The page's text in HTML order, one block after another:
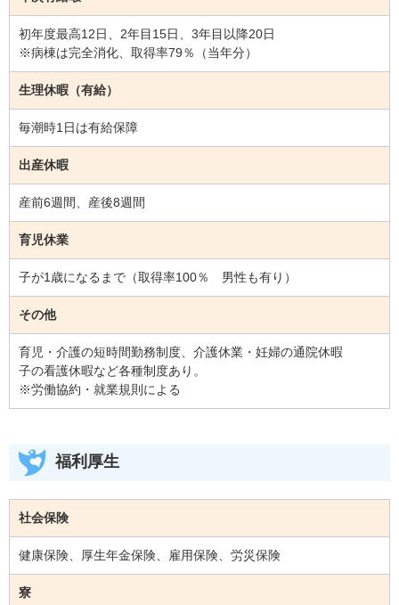
初年度最高12日、2年目15日、3年目以降20日
※病棟は完全消化、取得率79％（当年分）
生理休暇（有給）
毎潮時1日は有給保障
出産休暇
産前6週間、産後8週間
育児休業
子が1歳になるまで（取得率100％ 男性も有り）
その他
育児・介護の短時間勤務制度、介護休業・妊婦の通院休暇
子の看護休暇など各種制度あり。
※労働協約・就業規則による
福利厚生
社会保険
健康保険、厚生年金保険、雇用保険、労災保険
寮